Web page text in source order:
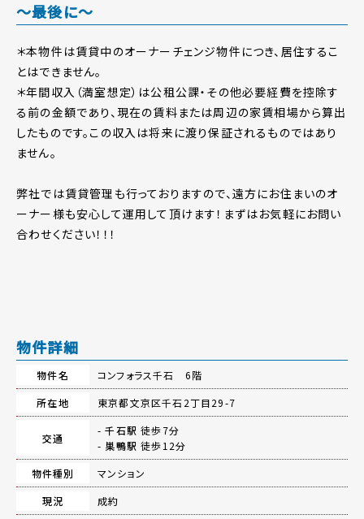
～最後に～
＊本物件は賃貸中のオーナーチェンジ物件につき、居住するこ
とはできません。
＊年間収入（満室想定）は公租公課・その他必要経費を控除す
る前の金額であり、現在の賃料または周辺の家賃相場から算出
したものです。この収入は将来に渡り保証されるものではあり
ません。
弊社では賃貸管理も行っておりますので、遠方にお住まいのオ
ーナー様も安心して運用して頂けます！まずはお気軽にお問い
合わせください！！！
物件詳細
物件名
コンフォラス千石 6階
所在地
東京都文京区千石2丁目29-7
交通
-千石駅 徒歩7分
- 巣鴨駅 徒歩12分
物件種別
マンション
現況
成約